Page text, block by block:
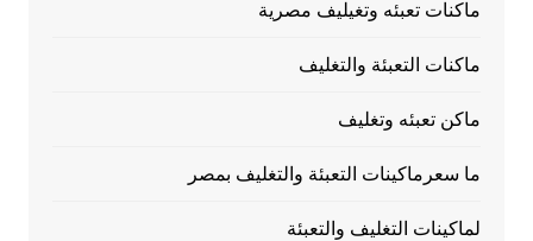
ماكنات تعبئه وتغيليف مصرية
ماكنات التعبئة والتغليف
ماكن تعبئه وتغليف
ما سعرماكينات التعبئة والتغليف بمصر
لماكينات التغليف والتعبئة